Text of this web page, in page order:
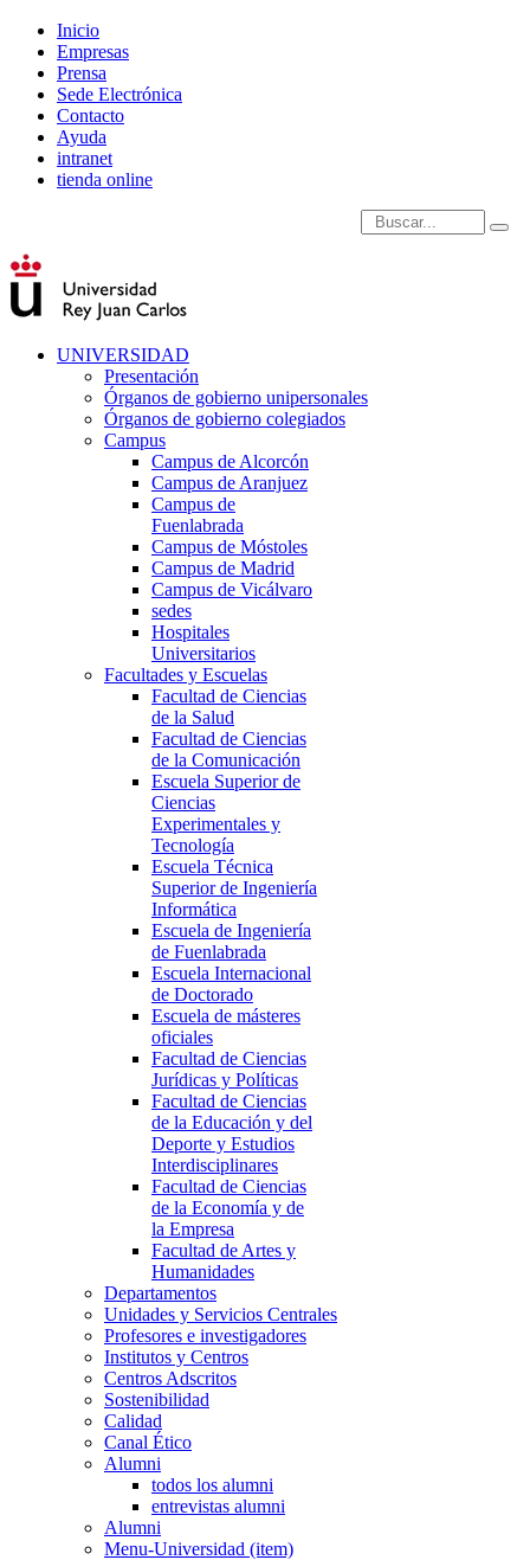
Inicio
Empresas
Prensa
Sede Electrónica
Contacto
Ayuda
intranet
tienda online
Introduce términos de
UNIVERSIDAD
Presentación
Órganos de gobierno unipersonales
Órganos de gobierno colegiados
Campus
Campus de Alcorcón
Campus de Aranjuez
Campus de
Fuenlabrada
Campus de Móstoles
Campus de Madrid
Campus de Vicálvaro
sedes
Hospitales
Universitarios
Facultades y Escuelas
Facultad de Ciencias
de la Salud
Facultad de Ciencias
de la Comunicación
Escuela Superior de
Ciencias
Experimentales y
Tecnología
Escuela Técnica
Superior de Ingeniería
Informática
Escuela de Ingeniería
de Fuenlabrada
Escuela Internacional
de Doctorado
Escuela de másteres
oficiales
Facultad de Ciencias
Jurídicas y Políticas
Facultad de Ciencias
de la Educación y del
Deporte y Estudios
Interdisciplinares
Facultad de Ciencias
de la Economía y de
la Empresa
Facultad de Artes y
Humanidades
Departamentos
Unidades y Servicios Centrales
Profesores e investigadores
Institutos y Centros
Centros Adscritos
Sostenibilidad
Calidad
Canal Ético
Alumni
todos los alumni
entrevistas alumni
Alumni
Menu-Universidad (item)